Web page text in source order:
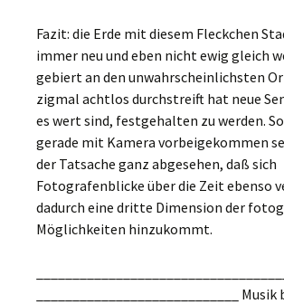
Fazit: die Erde mit diesem Fleckchen
immer neu und eben nicht ewig gleich
gebiert an den unwahrscheinlichsten
zigmal achtlos durchstreift hat neue
es wert sind, festgehalten zu werden.
gerade mit Kamera vorbeigekommen
der Tatsache ganz abgesehen, daß sich
Fotografenblicke über die Zeit ebenso
dadurch eine dritte Dimension der
Möglichkeiten hinzukommt.
____________________________ Musik